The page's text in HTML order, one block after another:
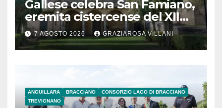
Gallese celebra San Famiano,
eremita cistercense del XII
secolo
7 AGOSTO 2026 GRAZIAROSA VILLANI
ANGUILLARA BRACCIANO
CONSORZIO LAGO DI BRACCIANO
TREVIGNANO